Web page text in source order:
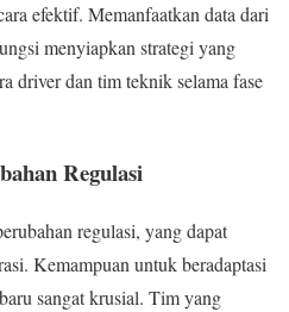
efektif. Memanfaatkan data dari
menyiapkan strategi yang
driver dan tim teknik selama fase
Regulasi
regulasi, yang dapat
Kemampuan untuk beradaptasi
sangat krusial. Tim yang